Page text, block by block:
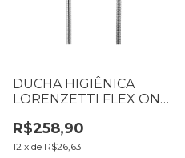
DUCHA HIGIÊNICA
LORENZETTI FLEX ONE
R$258,90
12 x de R$26,63